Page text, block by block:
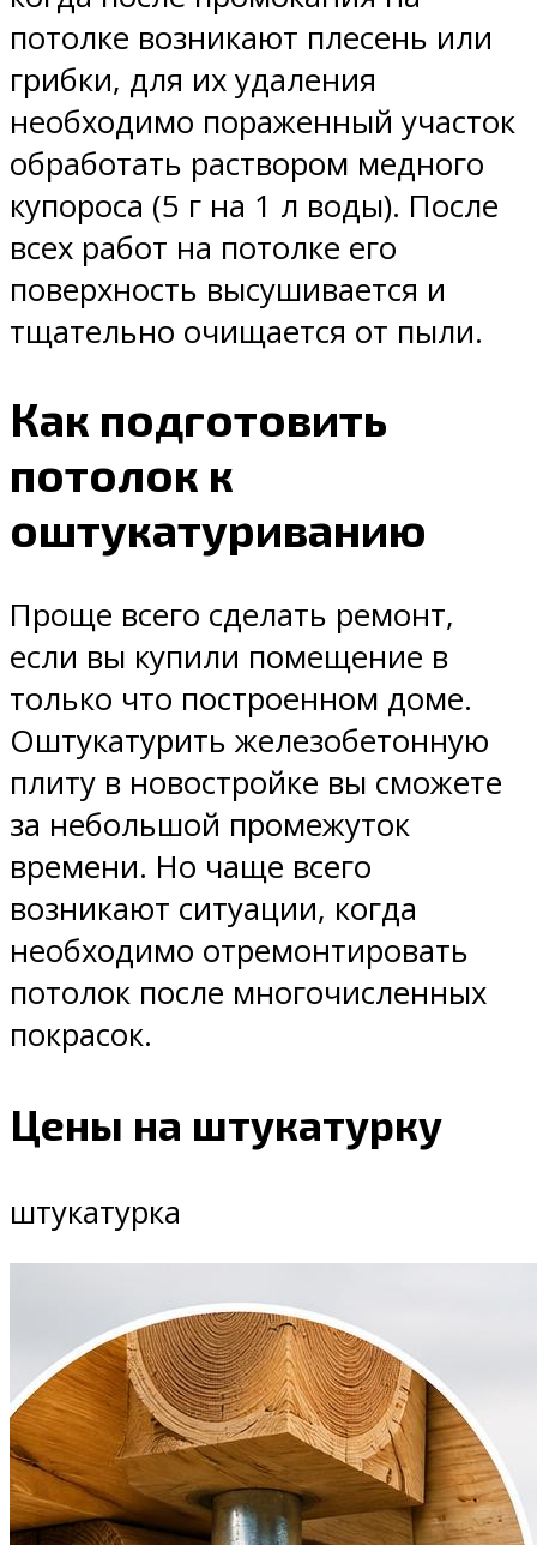
потолке возникают плесень или
грибки, для их удаления
необходимо пораженный участок
обработать раствором медного
купороса (5 г на 1 л воды). После
всех работ на потолке его
поверхность высушивается и
тщательно очищается от пыли.
Как подготовить
потолок к
оштукатуриванию
Проще всего сделать ремонт,
если вы купили помещение в
только что построенном доме.
Оштукатурить железобетонную
плиту в новостройке вы сможете
за небольшой промежуток
времени. Но чаще всего
возникают ситуации, когда
необходимо отремонтировать
потолок после многочисленных
покрасок.
Цены на штукатурку
штукатурка